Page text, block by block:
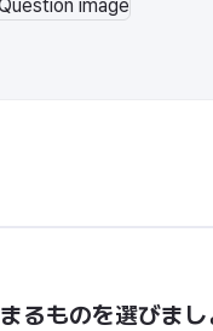
るものを選びまし